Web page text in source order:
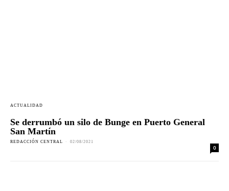
ACTUALIDAD
Se derrumbó un silo de Bunge en Puerto General
San Martín
REDACCIÓN CENTRAL - 02/08/2021
0